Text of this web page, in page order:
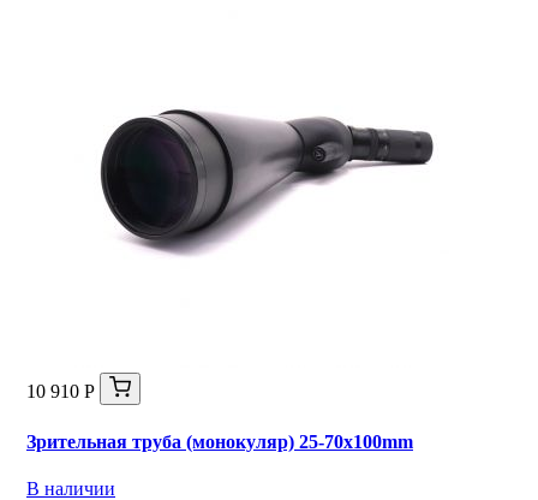
10 910 Р
Зрительная труба (монокуляр) 25-70x100mm
В наличии